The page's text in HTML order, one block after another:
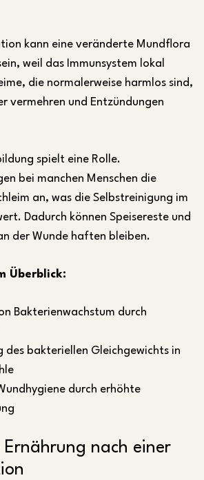
kann eine veränderte Mundflora
weil das Immunsystem lokal
die normalerweise harmlos sind,
vermehren und Entzündungen
spielt eine Rolle.
bei manchen Menschen die
an, was die Selbstreinigung im
Dadurch können Speisereste und
der Wunde haften bleiben.
Überblick:
Bakterienwachstum durch
des bakteriellen Gleichgewichts in
durch erhöhte
Ernährung nach einer